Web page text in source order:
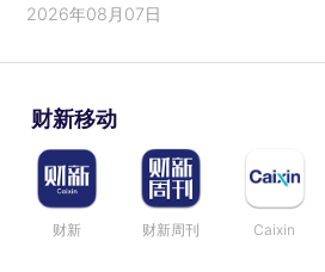
2026年08月07日
财新移动
财新 财新周刊 Caixin